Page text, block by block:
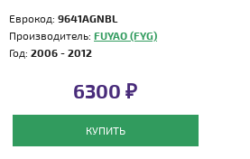
Еврокод: 9641AGNBL
Производитель: FUYAO (FYG)
Год: 2006 - 2012
6300 ₽
КУПИТЬ